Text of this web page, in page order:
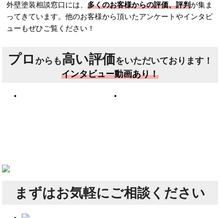
外壁塗装相談窓口には、多くのお客様からの評価、評判が集ま
ってきています。他のお客様から頂いたアンケートやインタビ
ューもぜひご覧ください！
プロ からも高い評価をいただいております！
インタビュー動画あり！
まずはお気軽にご相談ください